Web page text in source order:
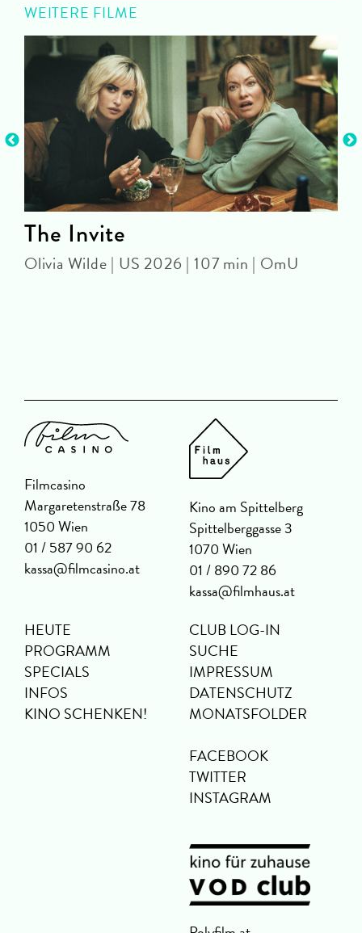
WEITERE FILME
The Invite
Olivia Wilde | US 2026 | 107 min | OmU
Filmcasino
Margaretenstraße 78
1050 Wien
01 / 587 90 62
kassa@filmcasino.at
Kino am Spittelberg
Spittelberggasse 3
1070 Wien
01 / 890 72 86
kassa@filmhaus.at
HEUTE
PROGRAMM
SPECIALS
INFOS
KINO SCHENKEN!
CLUB LOG-IN
SUCHE
IMPRESSUM
DATENSCHUTZ
MONATSFOLDER
FACEBOOK
TWITTER
INSTAGRAM